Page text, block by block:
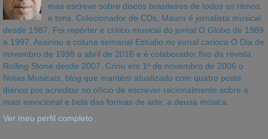
mas escreve sobre discos brasileiros de todos os ritmos
e tons. Colecionador de CDs, Mauro é jornalista musical
desde 1987. Foi repórter e crítico musical do jornal O Globo de 1989
a 1997. Assinou a coluna semanal Estúdio no jornal carioca O Dia de
novembro de 1998 a abril de 2016 e é colaborador fixo da revista
Rolling Stone desde 2007. Criou em 1º de novembro de 2006 o
Notas Musicais, blog que mantém atualizado com quatro posts
diários por acreditar no ofício de escrever racionalmente sobre a
mais emocional e bela das formas de arte, a deusa música.
Ver meu perfil completo